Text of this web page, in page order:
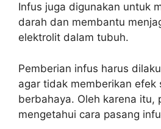
Infus juga digunakan untuk
darah dan membantu
elektrolit dalam tubuh.
Pemberian infus harus
agar tidak memberikan efek
berbahaya. Oleh karena itu,
mengetahui cara pasang